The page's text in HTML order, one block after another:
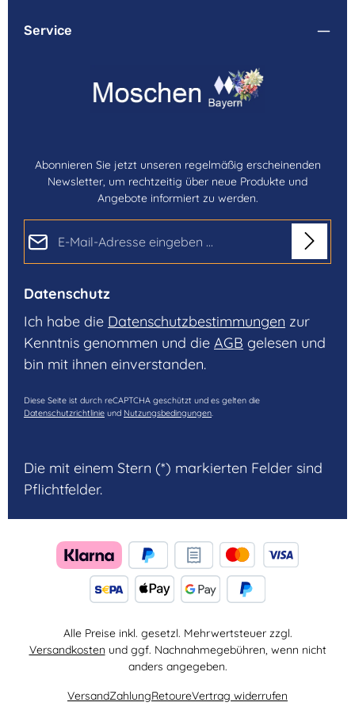
Service
Abonnieren Sie jetzt unseren regelmäßig erscheinenden
Newsletter, um rechtzeitig über neue Produkte und
Angebote informiert zu werden.
Datenschutz
Ich habe die Datenschutzbestimmungen zur
Kenntnis genommen und die AGB gelesen und
bin mit ihnen einverstanden.
Diese Seite ist durch reCAPTCHA geschützt und es gelten die
Datenschutzrichtlinie und Nutzungsbedingungen
Die mit einem Stern (*) markierten Felder sind
Pflichtfelder.
Alle Preise inkl. gesetzl. Mehrwertsteuer zzgl.
Versandkosten und ggf. Nachnahmegebühren, wenn nicht
anders angegeben.
VersandZahlungRetoureVertrag widerrufen